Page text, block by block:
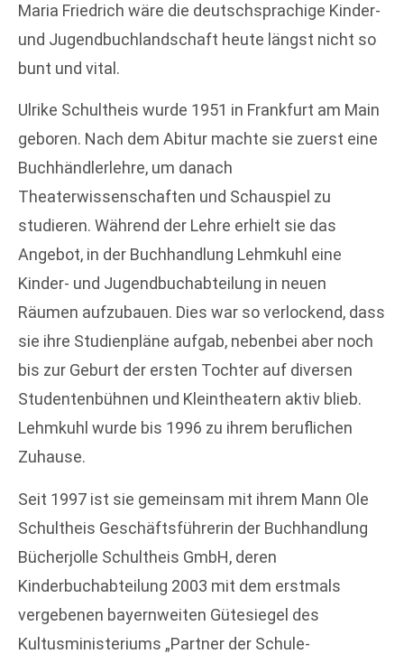
Maria Friedrich wäre die deutschsprachige Kinder-
und Jugendbuchlandschaft heute längst nicht so
bunt und vital.
Ulrike Schultheis wurde 1951 in Frankfurt am Main
geboren. Nach dem Abitur machte sie zuerst eine
Buchhändlerlehre, um danach
Theaterwissenschaften und Schauspiel zu
studieren. Während der Lehre erhielt sie das
Angebot, in der Buchhandlung Lehmkuhl eine
Kinder- und Jugendbuchabteilung in neuen
Räumen aufzubauen. Dies war so verlockend, dass
sie ihre Studienpläne aufgab, nebenbei aber noch
bis zur Geburt der ersten Tochter auf diversen
Studentenbühnen und Kleintheatern aktiv blieb.
Lehmkuhl wurde bis 1996 zu ihrem beruflichen
Zuhause.
Seit 1997 ist sie gemeinsam mit ihrem Mann Ole
Schultheis Geschäftsführerin der Buchhandlung
Bücherjolle Schultheis GmbH, deren
Kinderbuchabteilung 2003 mit dem erstmals
vergebenen bayernweiten Gütesiegel des
Kultusministeriums „Partner der Schule-